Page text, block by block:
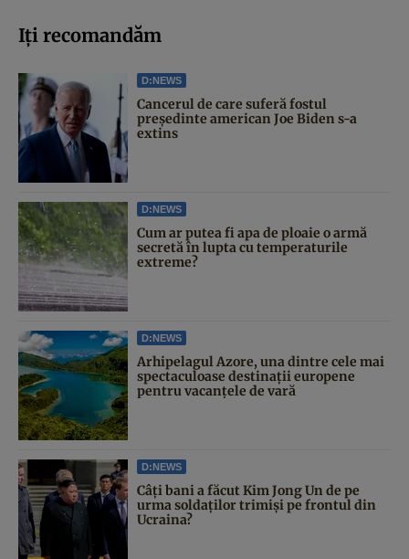
Iți recomandăm
D:NEWS
Cancerul de care suferă fostul
președinte american Joe Biden s-a
extins
D:NEWS
Cum ar putea fi apa de ploaie o armă
secretă în lupta cu temperaturile
extreme?
D:NEWS
Arhipelagul Azore, una dintre cele mai
spectaculoase destinații europene
pentru vacanțele de vară
D:NEWS
Câți bani a făcut Kim Jong Un de pe
urma soldaților trimiși pe frontul din
Ucraina?